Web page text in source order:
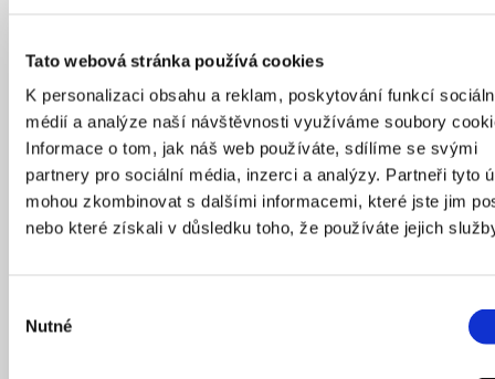
Tato webová stránka používá cookies
K personalizaci obsahu a reklam, poskytování funkcí
médií a analýze naší návštěvnosti využíváme soubory
Informace o tom, jak náš web používáte, sdílíme se svými
partnery pro sociální média, inzerci a analýzy. Partneři tyto
mohou zkombinovat s dalšími informacemi, které jste jim
nebo které získali v důsledku toho, že používáte jejich
souhlasu
Nutné
architektem Vilémem Rittershainem, který díky svému
zaměření dokázal proporce plánované stavby
přizpůsobit potřebám filmařů.
Od otevření v roce 1933 se ve studiích na Barrandově
natočila řada známých filmů, v 60. letech například
kultovní Formanův film Hoří má panenko a později
i Amadeus nebo Menzelovo Rozmarné léto. Novostavba
Kříženeckého náměstí sestává ze dvou křídel.